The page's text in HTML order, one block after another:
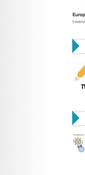

